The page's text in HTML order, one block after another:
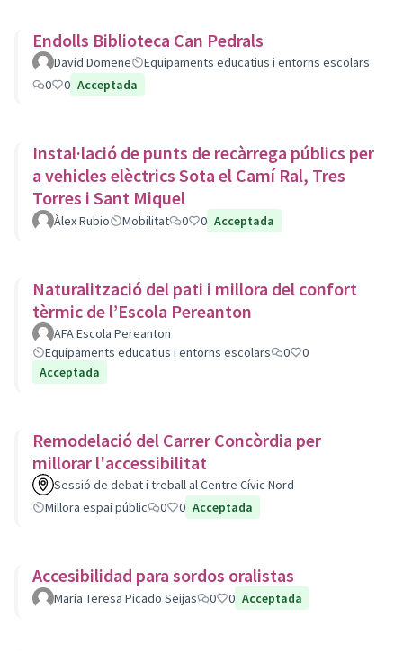
Endolls Biblioteca Can Pedrals
David Domene
Equipaments educatius i entorns escolars
0
0 Acceptada
Instal·lació de punts de recàrrega públics per
a vehicles elèctrics Sota el Camí Ral, Tres
Torres i Sant Miquel
Àlex Rubio Mobilitat 0 0 Acceptada
Naturalització del pati i millora del confort
tèrmic de l’Escola Pereanton
AFA Escola Pereanton
Equipaments educatius i entorns escolars
0
0
Acceptada
Remodelació del Carrer Concòrdia per
millorar l'accessibilitat
Sessió de debat i treball al Centre Cívic Nord
Millora espai públic
0 0 Acceptada
Accesibilidad para sordos oralistas
María Teresa Picado Seijas 0 0 Acceptada